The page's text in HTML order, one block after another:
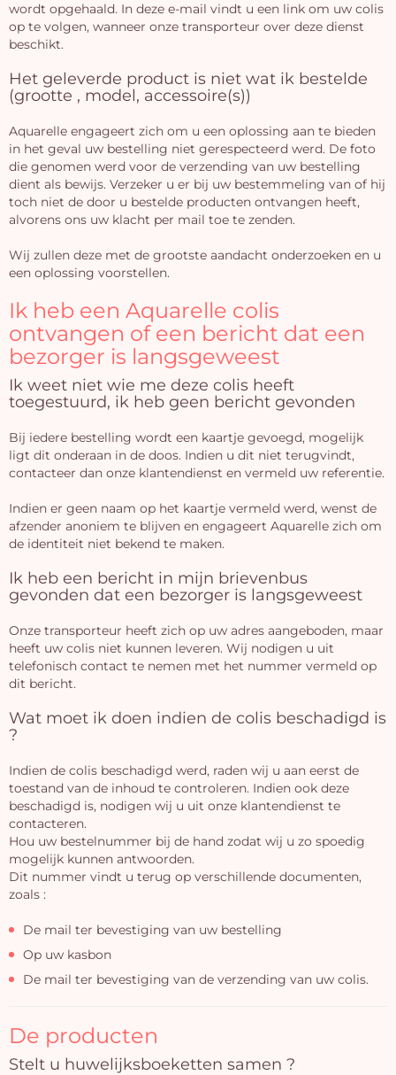
wordt opgehaald. In deze e-mail vindt u een link om uw colis
op te volgen, wanneer onze transporteur over deze dienst
beschikt.
Het geleverde product is niet wat ik bestelde
(grootte , model, accessoire(s))
Aquarelle engageert zich om u een oplossing aan te bieden
in het geval uw bestelling niet gerespecteerd werd. De foto
die genomen werd voor de verzending van uw bestelling
dient als bewijs. Verzeker u er bij uw bestemmeling van of hij
toch niet de door u bestelde producten ontvangen heeft,
alvorens ons uw klacht per mail toe te zenden.
Wij zullen deze met de grootste aandacht onderzoeken en u
een oplossing voorstellen.
Ik heb een Aquarelle colis
ontvangen of een bericht dat een
bezorger is langsgeweest
Ik weet niet wie me deze colis heeft
toegestuurd, ik heb geen bericht gevonden
Bij iedere bestelling wordt een kaartje gevoegd, mogelijk
ligt dit onderaan in de doos. Indien u dit niet terugvindt,
contacteer dan onze klantendienst en vermeld uw referentie.
Indien er geen naam op het kaartje vermeld werd, wenst de
afzender anoniem te blijven en engageert Aquarelle zich om
de identiteit niet bekend te maken.
Ik heb een bericht in mijn brievenbus
gevonden dat een bezorger is langsgeweest
Onze transporteur heeft zich op uw adres aangeboden, maar
heeft uw colis niet kunnen leveren. Wij nodigen u uit
telefonisch contact te nemen met het nummer vermeld op
dit bericht.
Wat moet ik doen indien de colis beschadigd is
?
Indien de colis beschadigd werd, raden wij u aan eerst de
toestand van de inhoud te controleren. Indien ook deze
beschadigd is, nodigen wij u uit onze klantendienst te
contacteren.
Hou uw bestelnummer bij de hand zodat wij u zo spoedig
mogelijk kunnen antwoorden.
Dit nummer vindt u terug op verschillende documenten,
zoals :
De mail ter bevestiging van uw bestelling
Op uw kasbon
De mail ter bevestiging van de verzending van uw colis.
De producten
Stelt u huwelijksboeketten samen ?